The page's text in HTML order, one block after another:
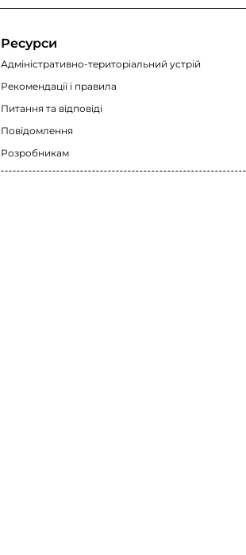
Ресурси
Адміністративно-територіальний устрій
Рекомендації i правила
Питання та відповіді
Повідомлення
Розробникам